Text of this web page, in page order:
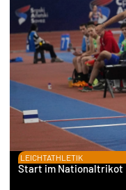
LEICHTATHLETIK
Start im Nationaltrikot